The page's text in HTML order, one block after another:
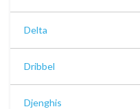
Delta
Dribbel
Djenghis